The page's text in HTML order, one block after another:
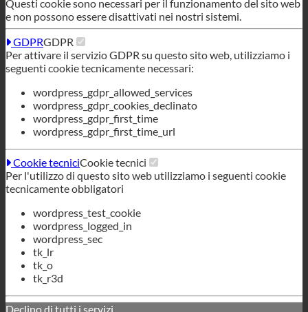
wordpress_gdpr_allowed_services
wordpress_gdpr_cookies_declinato
wordpress_gdpr_first_time_url
Cookie tecnici
Per l'utilizzo di questo sito web utilizziamo i seguenti cookie
tecnicamente obbligatori
wordpress_test_cookie
wordpress_logged_in
tk_lr
tk_o
tk_r3d
Declino di tutti i servizi
Risparmiare
Accettare tutti i servizi
Italiano